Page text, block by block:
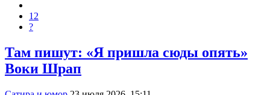
12
?
Там пишут: «Я пришла сюды опять»
Воки Шрап